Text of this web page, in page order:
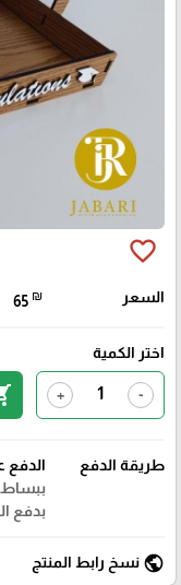
favorite_border
السعر 65 ₪
اختر الكمية
-
+
طريقة الدفع
الدفع
بدفع
public نسخ رابط المنتج